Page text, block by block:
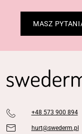
MASZ
+48 573 900 894
hurt@swederm.pl